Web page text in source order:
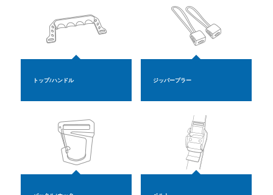
トップ/ハンドル ジッパープラー